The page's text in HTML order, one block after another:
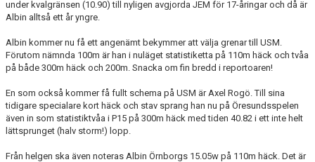
under kvalgränsen (10.90) till nyligen avgjorda JEM för 17-åringar och då är
Albin alltså ett år yngre.
Albin kommer nu få ett angenämt bekymmer att välja grenar till USM.
Förutom nämnda 100m är han i nuläget statistiketta på 110m häck och tvåa
på både 300m häck och 200m. Snacka om fin bredd i reportoaren!
En som också kommer få fullt schema på USM är Axel Rogö. Till sina
tidigare specialare kort häck och stav sprang han nu på Öresundsspelen
även in som statistiktvåa i P15 på 300m häck med tiden 40.82 i ett inte helt
lättsprunget (halv storm!) lopp.
Från helgen ska även noteras Albin Örnborgs 15.05w på 110m häck. Det är